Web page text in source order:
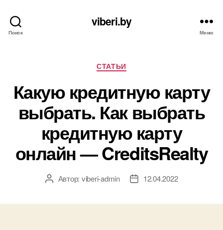
Поиск
viberi.by
Меню
Рубрики
СТАТЬИ
Какую кредитную карту
выбрать. Как выбрать
кредитную карту
онлайн — CreditsRealty
АвторАвтор: viberi-admin
Дата12.04.2022